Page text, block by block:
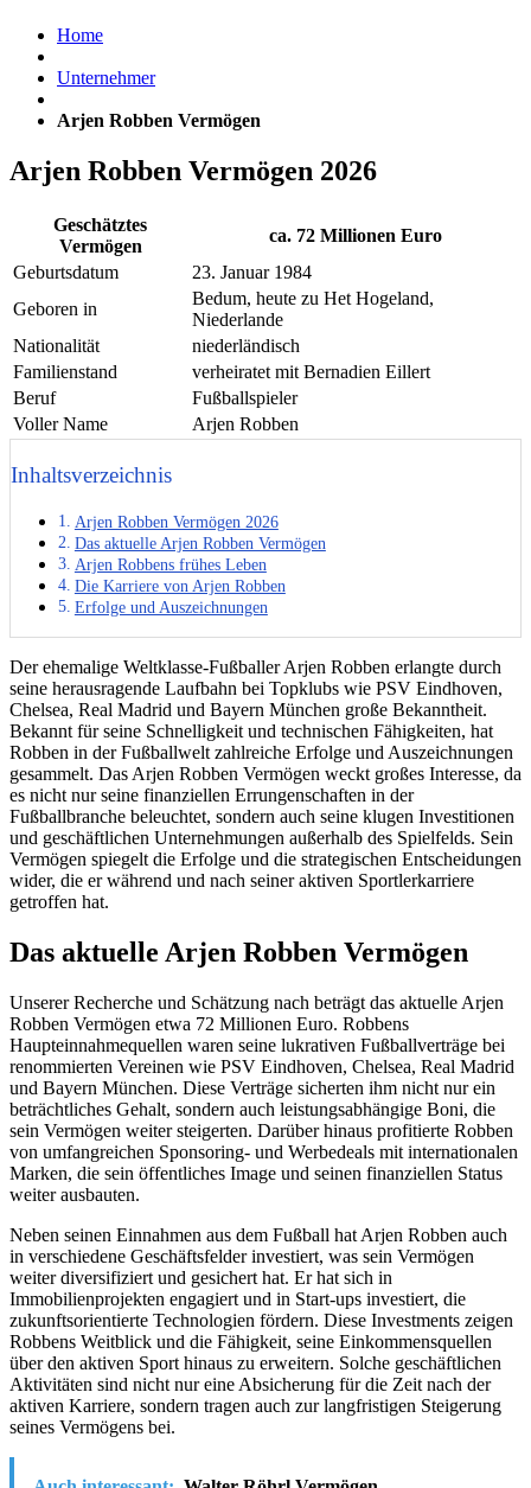
Home
Unternehmer
Arjen Robben Vermögen
Arjen Robben Vermögen 2026
Geschätztes
Vermögen
ca. 72 Millionen Euro
Geburtsdatum
23. Januar 1984
Geboren in
Bedum, heute zu Het Hogeland,
Niederlande
Nationalität
niederländisch
Familienstand
verheiratet mit Bernadien Eillert
Beruf
Fußballspieler
Voller Name
Arjen Robben
Inhaltsverzeichnis
Arjen Robben Vermögen 2026
Das aktuelle Arjen Robben Vermögen
Arjen Robbens frühes Leben
Die Karriere von Arjen Robben
Erfolge und Auszeichnungen
Der ehemalige Weltklasse-Fußballer Arjen Robben erlangte durch
seine herausragende Laufbahn bei Topklubs wie PSV Eindhoven,
Chelsea, Real Madrid und Bayern München große Bekanntheit.
Bekannt für seine Schnelligkeit und technischen Fähigkeiten, hat
Robben in der Fußballwelt zahlreiche Erfolge und Auszeichnungen
gesammelt. Das Arjen Robben Vermögen weckt großes Interesse, da
es nicht nur seine finanziellen Errungenschaften in der
Fußballbranche beleuchtet, sondern auch seine klugen Investitionen
und geschäftlichen Unternehmungen außerhalb des Spielfelds. Sein
Vermögen spiegelt die Erfolge und die strategischen Entscheidungen
wider, die er während und nach seiner aktiven Sportlerkarriere
getroffen hat.
Das aktuelle Arjen Robben Vermögen
Unserer Recherche und Schätzung nach beträgt das aktuelle Arjen
Robben Vermögen etwa 72 Millionen Euro. Robbens
Haupteinnahmequellen waren seine lukrativen Fußballverträge bei
renommierten Vereinen wie PSV Eindhoven, Chelsea, Real Madrid
und Bayern München. Diese Verträge sicherten ihm nicht nur ein
beträchtliches Gehalt, sondern auch leistungsabhängige Boni, die
sein Vermögen weiter steigerten. Darüber hinaus profitierte Robben
von umfangreichen Sponsoring- und Werbedeals mit internationalen
Marken, die sein öffentliches Image und seinen finanziellen Status
weiter ausbauten.
Neben seinen Einnahmen aus dem Fußball hat Arjen Robben auch
in verschiedene Geschäftsfelder investiert, was sein Vermögen
weiter diversifiziert und gesichert hat. Er hat sich in
Immobilienprojekten engagiert und in Start-ups investiert, die
zukunftsorientierte Technologien fördern. Diese Investments zeigen
Robbens Weitblick und die Fähigkeit, seine Einkommensquellen
über den aktiven Sport hinaus zu erweitern. Solche geschäftlichen
Aktivitäten sind nicht nur eine Absicherung für die Zeit nach der
aktiven Karriere, sondern tragen auch zur langfristigen Steigerung
seines Vermögens bei.